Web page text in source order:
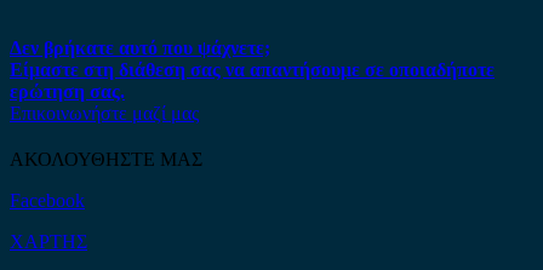
Δεν βρήκατε αυτό που ψάχνετε;
Είμαστε στη διάθεση σας να απαντήσουμε σε οποιαδήποτε
ερώτηση σας.
Επικοινωνήστε μαζί μας
ΑΚΟΛΟΥΘΗΣΤΕ ΜΑΣ
Facebook
ΧΑΡΤΗΣ